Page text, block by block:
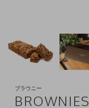
ブラウニー
BROWNIES